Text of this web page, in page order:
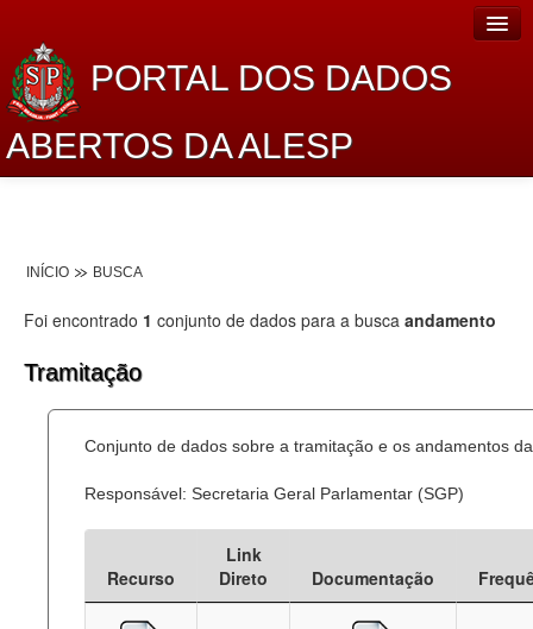
PORTAL DOS DADOS
ABERTOS DA ALESP
Lei de Acesso à Informação
Dados Governamentais Abertos
Processo Legislativo
Deputados Estaduais
Administração
INÍCIO BUSCA
Foi encontrado 1 conjunto de dados para a busca andamento
Tramitação
Conjunto de dados sobre a tramitação e os andamentos
Responsável: Secretaria Geral Parlamentar (SGP)
Recurso
Link
Direto
Documentação